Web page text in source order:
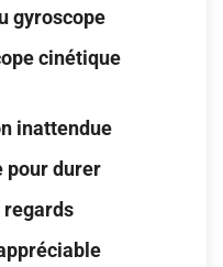
gyroscope
cinétique
inattendue
pour durer
regards